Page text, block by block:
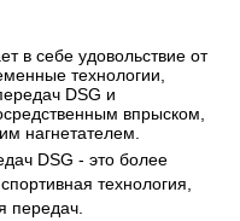
в себе удовольствие от
технологии,
DSG и
впрыском,
нагнетателем.
DSG - это более
технология,
передач.